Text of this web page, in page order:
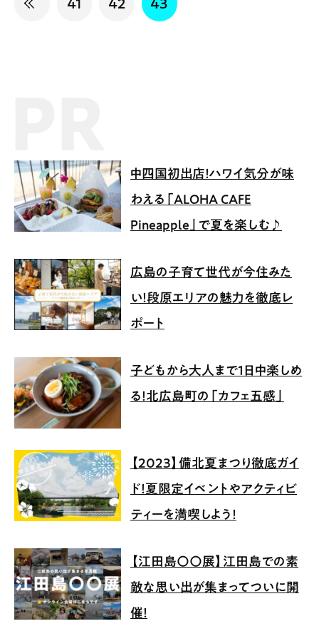
41 42 43
中四国初出店！ハワイ気分が味
わえる「ALOHA CAFE
Pineapple」で夏を楽しむ♪
広島の子育て世代が今住みた
い！段原エリアの魅力を徹底レ
ポート
子どもから大人まで1日中楽しめ
る！北広島町の「カフェ五感」
【2023】備北夏まつり徹底ガイ
ド！夏限定イベントやアクティビ
ティーを満喫しよう！
【江田島〇〇展】江田島での素
敵な思い出が集まってついに開
催！